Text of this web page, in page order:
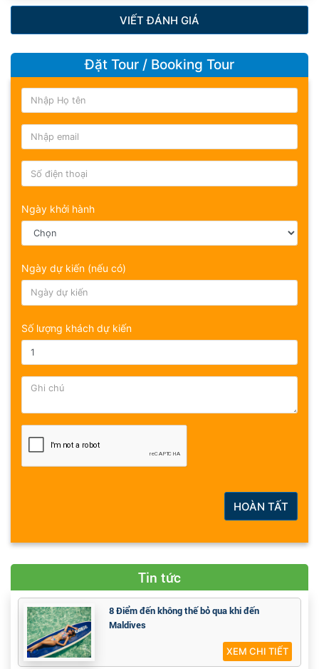
VIẾT ĐÁNH GIÁ
Đặt Tour / Booking Tour
Ngày khởi hành
Ngày dự kiến (nếu có)
Số lượng khách dự kiến
HOÀN TẤT
Tin tức
8 Điểm đến không thế bỏ qua khi đến
Maldives
XEM CHI TIẾT